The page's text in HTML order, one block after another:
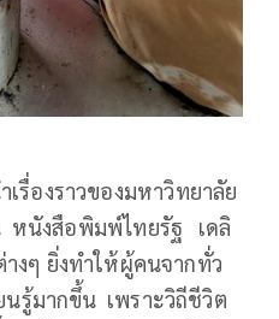
รื่องราวของมหาวิทยาลัย
หนังสือพิมพ์ไทยรัฐ
เดลิ
ๆ ยิ่งทำให้ผู้คนจากทั่ว
นรู้มากขึ้น เพราะวิถีชีวิต